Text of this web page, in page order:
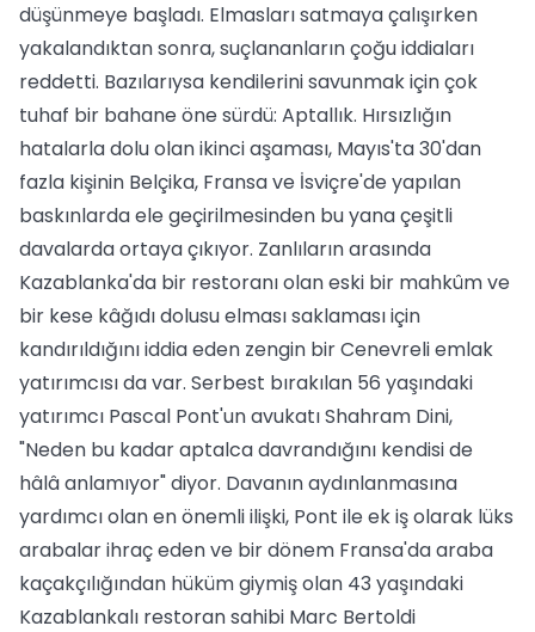
düşünmeye başladı. Elmasları satmaya çalışırken
yakalandıktan sonra, suçlananların çoğu iddiaları
reddetti. Bazılarıysa kendilerini savunmak için çok
tuhaf bir bahane öne sürdü: Aptallık. Hırsızlığın
hatalarla dolu olan ikinci aşaması, Mayıs'ta 30'dan
fazla kişinin Belçika, Fransa ve İsviçre'de yapılan
baskınlarda ele geçirilmesinden bu yana çeşitli
davalarda ortaya çıkıyor. Zanlıların arasında
Kazablanka'da bir restoranı olan eski bir mahkûm ve
bir kese kâğıdı dolusu elması saklaması için
kandırıldığını iddia eden zengin bir Cenevreli emlak
yatırımcısı da var. Serbest bırakılan 56 yaşındaki
yatırımcı Pascal Pont'un avukatı Shahram Dini,
"Neden bu kadar aptalca davrandığını kendisi de
hâlâ anlamıyor" diyor. Davanın aydınlanmasına
yardımcı olan en önemli ilişki, Pont ile ek iş olarak lüks
arabalar ihraç eden ve bir dönem Fransa'da araba
kaçakçılığından hüküm giymiş olan 43 yaşındaki
Kazablankalı restoran sahibi Marc Bertoldi